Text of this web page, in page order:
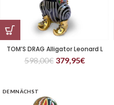
TOM’S DRAG Alligator Leonard L
598,00€ 379,95€
DEMNÄCHST